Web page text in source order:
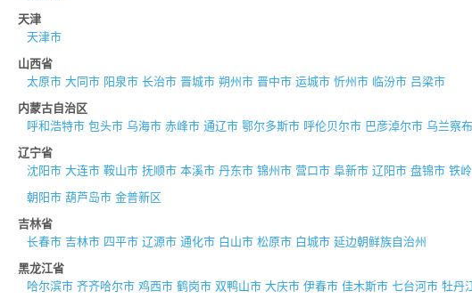
天津
天津市
山西省
太原市 大同市 阳泉市 长治市 晋城市 朔州市 晋中市 运城市 忻州市 临汾市 吕梁市
内蒙古自治区
呼和浩特市 包头市 乌海市 赤峰市 通辽市 鄂尔多斯市 呼伦贝尔市 巴彦淖尔市 乌兰察
辽宁省
沈阳市 大连市 鞍山市 抚顺市 本溪市 丹东市 锦州市 营口市 阜新市 辽阳市 盘锦市 铁
朝阳市 葫芦岛市 金普新区
吉林省
长春市 吉林市 四平市 辽源市 通化市 白山市 松原市 白城市 延边朝鲜族自治州
黑龙江省
哈尔滨市 齐齐哈尔市 鸡西市 鹤岗市 双鸭山市 大庆市 伊春市 佳木斯市 七台河市 牡丹